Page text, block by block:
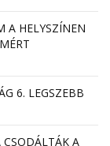
A HELYSZÍNEN
6. LEGSZEBB
CSODÁLTÁK A